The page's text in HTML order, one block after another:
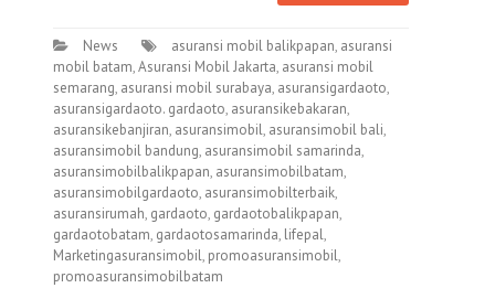
News asuransi mobil balikpapan, asuransi
mobil batam,Asuransi Mobil Jakarta, asuransi mobil
semarang, asuransi mobil surabaya, asuransigardaoto,
asuransigardaoto. gardaoto, asuransikebakaran,
asuransikebanjiran, asuransimobil, asuransimobil bali,
asuransimobil bandung, asuransimobil samarinda,
asuransimobilbalikpapan, asuransimobilbatam,
asuransimobilgardaoto, asuransimobilterbaik,
asuransirumah, gardaoto, gardaotobalikpapan,
gardaotobatam, gardaotosamarinda, lifepal,
Marketingasuransimobil, promoasuransimobil,
promoasuransimobilbatam